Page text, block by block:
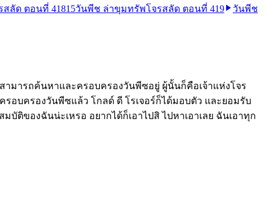
ลัด ตอนที่ 41815วันพีช ล่าขุมทรัพโจรสลัด ตอนที่ 419
วันพีช
ามารถค้นหาและครอบครองวันพีซอยู่ ผู้นั้นก็คือเจ้าแห่งโจร
รอบครองวันพีซแล้ว โกลด์ ดี โรเจอร์ก็ได้มอบตัว และยอมรับ
ติของฉันน่ะเหรอ อยากได้ก็เอาไปสิ ไปหาเอาเลย ฉันเอาทุก